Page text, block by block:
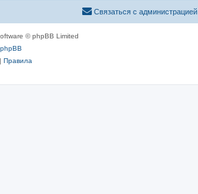
Связаться с администрацией
© phpBB Limited
Правила